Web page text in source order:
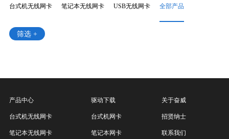
台式机无线网卡 笔记本无线网卡 USB无线网卡 全部产品
筛选 +
产品中心
台式机无线网卡
笔记本无线网卡
驱动下载
台式机网卡
笔记本网卡
关于奋威
招贤纳士
联系我们